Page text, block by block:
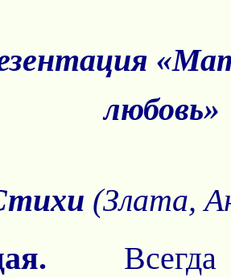
любовь»
(Злата,